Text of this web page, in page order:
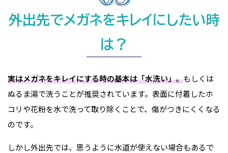
外出先でメガネをキレイにしたい時
は？
実はメガネをキレイにする時の基本は「水洗い」。もしくは
ぬるま湯で洗うことが推奨されています。表面に付着したホ
コリや花粉を水で洗って取り除くことで、傷がつきにくくなる
のです。
しかし外出先では、思うように水道が使えない場合もあるで